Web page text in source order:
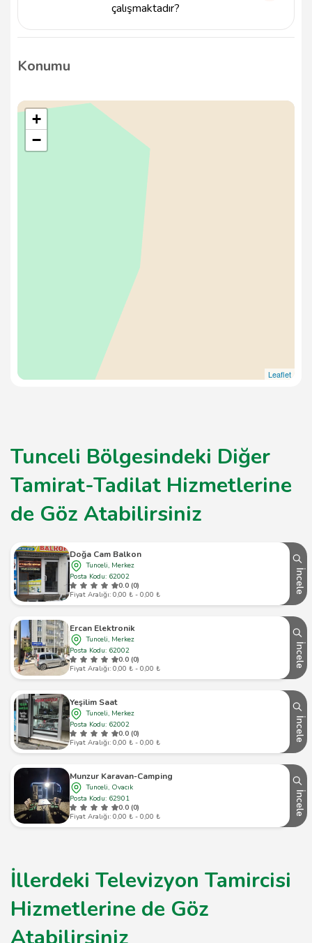
çalışmaktadır?
Adra Bilgisayar, çeşitli marka ve modellerdeki
de dizüstü bilgisayar tamir hizmeti sunmaktadır.
Konumu
+
−
Leaflet
Tunceli Bölgesindeki Diğer
Tamirat-Tadilat Hizmetlerine
de Göz Atabilirsiniz
Doğa Cam Balkon
Tunceli, Merkez
Posta Kodu: 62002
0.0 (0)
Fiyat Aralığı: 0,00 ₺ - 0,00 ₺
İncele
Ercan Elektronik
Tunceli, Merkez
Posta Kodu: 62002
0.0 (0)
Fiyat Aralığı: 0,00 ₺ - 0,00 ₺
İncele
Yeşilim Saat
Tunceli, Merkez
Posta Kodu: 62002
0.0 (0)
Fiyat Aralığı: 0,00 ₺ - 0,00 ₺
İncele
Munzur Karavan-Camping
Tunceli, Ovacık
Posta Kodu: 62901
0.0 (0)
Fiyat Aralığı: 0,00 ₺ - 0,00 ₺
İncele
İllerdeki Televizyon Tamircisi
Hizmetlerine de Göz